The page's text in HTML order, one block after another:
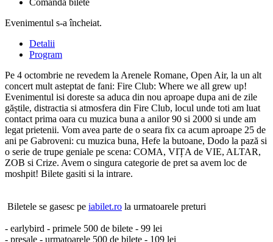
Evenimentul s-a încheiat.
Detalii
Program
Pe 4 octombrie ne revedem la Arenele Romane, Open Air, la un alt
concert mult asteptat de fani: Fire Club: Where we all grew up!
Evenimentul isi doreste sa aduca din nou aproape dupa ani de zile
găștile, distractia si atmosfera din Fire Club, locul unde toti am luat
contact prima oara cu muzica buna a anilor 90 si 2000 si unde am
legat prietenii. Vom avea parte de o seara fix ca acum aproape 25 de
ani pe Gabroveni: cu muzica buna, Hefe la butoane, Dodo la pază si
o serie de trupe geniale pe scena: COMA, VIȚA de VIE, ALTAR,
ZOB si Crize. Avem o singura categorie de pret sa avem loc de
moshpit! Bilete gasiti si la intrare.
Biletele se gasesc pe iabilet.ro la urmatoarele preturi
- earlybird - primele 500 de bilete - 99 lei
- presale - urmatoarele 500 de bilete - 109 lei